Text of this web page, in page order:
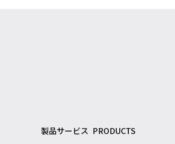
製品サービス PRODUCTS